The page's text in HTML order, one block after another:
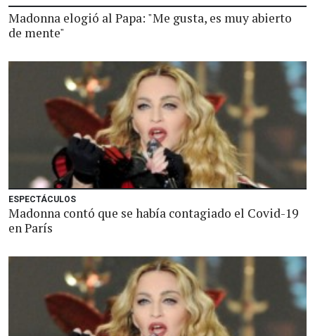
Madonna elogió al Papa: "Me gusta, es muy abierto
de mente"
ESPECTÁCULOS
Madonna contó que se había contagiado el Covid-19
en París